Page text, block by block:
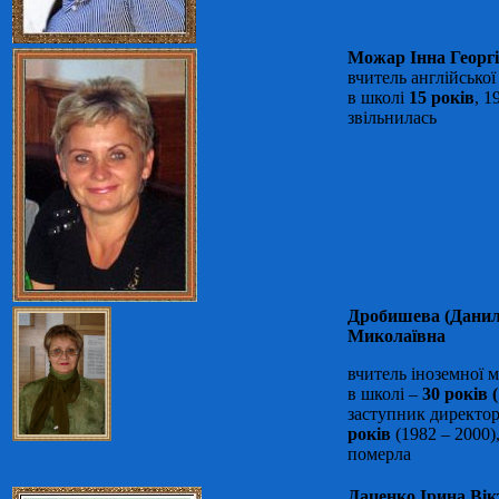
Можар Інна
вчитель
в школі 15 років,
звільнилась
Дробишева
Миколаївна
вчитель іноземної
в школі – 30 років (
заступник
років (1982 – 2000),
померла